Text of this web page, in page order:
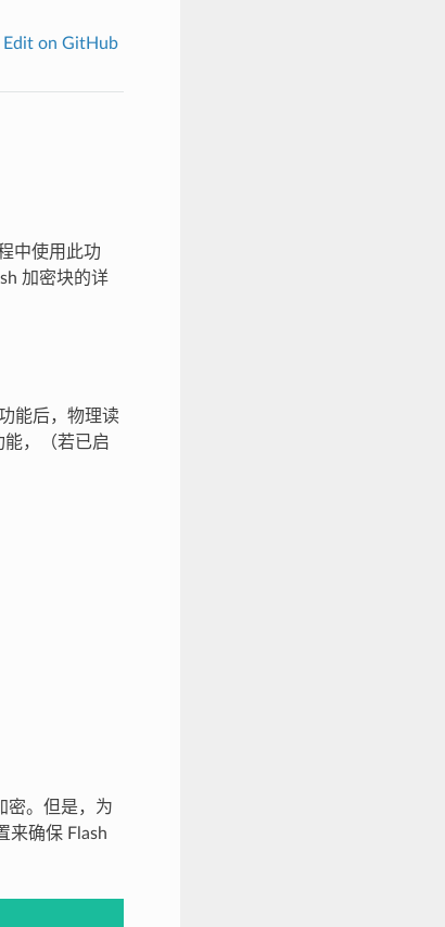
Edit on GitHub
中使用此功
加密块的详
能后，物理读
能，（若已启
密。但是，为
来确保 Flash